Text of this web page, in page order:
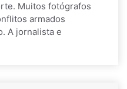
Muitos fotógrafos
armados
A jornalista e